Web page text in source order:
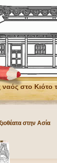
στο Κιότο
στην Ασία